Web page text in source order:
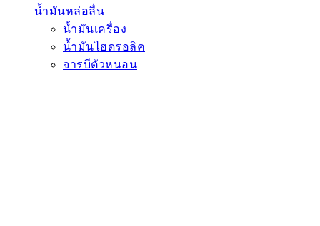
น้ำมันหล่อลื่น
น้ำมันเครื่อง
น้ำมันไฮดรอลิค
จารบีตัวหนอน